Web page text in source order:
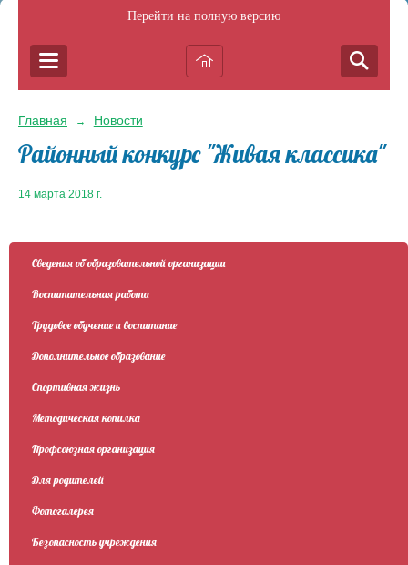
Перейти на полную версию
Главная → Новости
Районный конкурс "Живая классика"
14 марта 2018 г.
Сведения об образовательной организации
Воспитательная работа
Трудовое обучение и воспитание
Дополнительное образование
Спортивная жизнь
Методическая копилка
Профсоюзная организация
Для родителей
Фотогалерея
Безопасность учреждения